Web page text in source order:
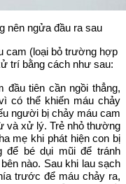
nên ngửa đầu ra sau
cam (loại bỏ trường hợp
trí bằng cách như sau:
tiên cần ngồi thẳng,
có thể khiến máu chảy
người bị chảy máu cam
và xử lý. Trẻ nhỏ thường
mẹ khi phát hiện con bị
để bé dụi mũi để tránh
nào. Sau khi lau sạch
trước để máu chảy ra,